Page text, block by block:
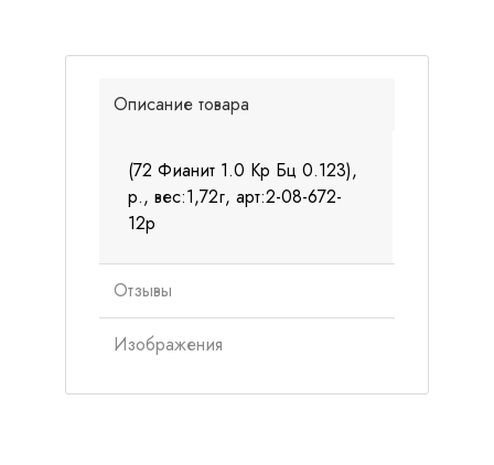
Описание товара
(72 Фианит 1.0 Кр Бц 0.123),
р., вес:1,72г, арт:2-08-672-
12р
Отзывы
Изображения